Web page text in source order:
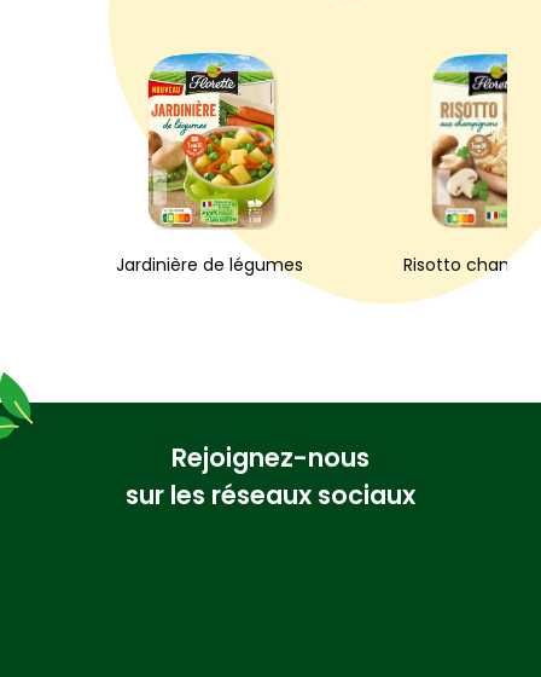
Jardinière de légumes Risotto
Rejoignez-nous
sur les réseaux sociaux